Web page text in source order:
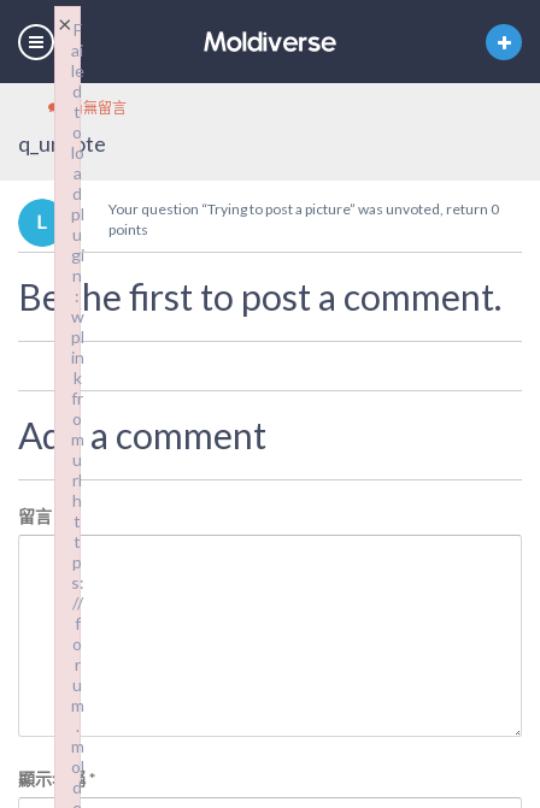
尚無留言
q_unvote
Your question “Trying to post a picture” was unvoted, return 0
points
Be the first to post a comment.
Add a comment
留言
顯示名稱*
F
ai
le
d
t
o
lo
a
d
pl
u
gi
n
:
w
pl
in
k
fr
o
m
u
rl
h
t
t
p
s:
//
f
o
r
u
m
.
m
ol
d
×